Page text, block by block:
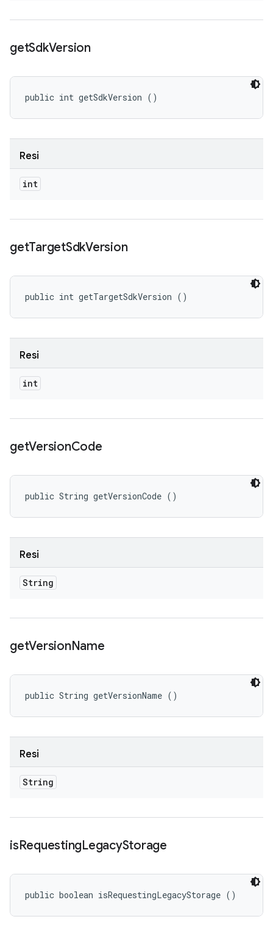
getSdkVersion
public int getSdkVersion ()
Resi
int
getTargetSdkVersion
public int getTargetSdkVersion ()
Resi
int
getVersionCode
public String getVersionCode ()
Resi
String
getVersionName
public String getVersionName ()
Resi
String
isRequestingLegacyStorage
public boolean isRequestingLegacyStorage ()